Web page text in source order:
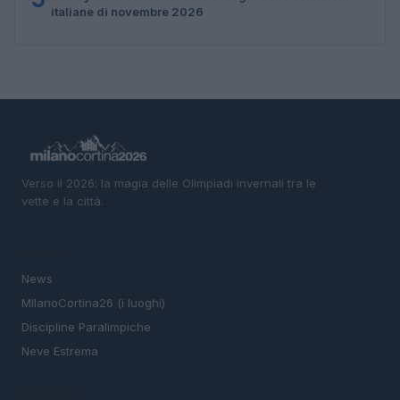
italiane di novembre 2026
Verso il 2026: la magia delle Olimpiadi invernali tra le
vette e la città.
News
MIlanoCortina26 (i luoghi)
Discipline Paralimpiche
Neve Estrema